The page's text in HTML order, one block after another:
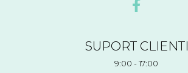
SUPORT CLIENTI
9:00 - 17:00